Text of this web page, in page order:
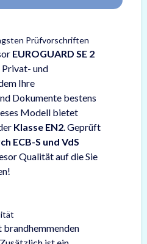
Prüfvorschriften
EUROGUARD SE 2
und
Ihre
Dokumente bestens
Modell bietet
Klasse EN2 . Geprüft
ECB-S und VdS
Qualität auf die Sie
brandhemmenden